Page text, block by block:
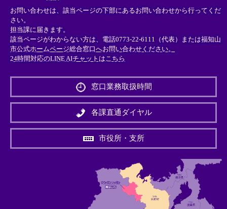
お問い合わせは、該当ページの下部にあるお問い合わせから行ってくだ
さい。
担当課に届きます。
該当ページがわからない方は、電話0773-22-6111（代表）または福知山
市公式ホームページ総合窓口へお問い合わせください。
24時間対応のLINE AIチャットはこちら
外
リ
ン
＞
窓口業務取扱時間
各課直通ダイヤル
市役所・支所